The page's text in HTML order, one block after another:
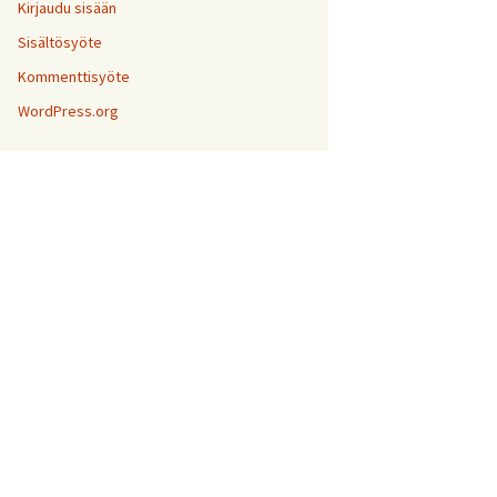
Kirjaudu sisään
Sisältösyöte
Kommenttisyöte
WordPress.org